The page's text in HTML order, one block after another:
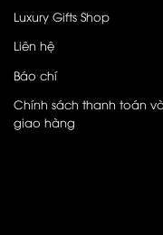
Luxury Gifts Shop
Liên hệ
Báo chí
Chính sách thanh toán và
giao hàng